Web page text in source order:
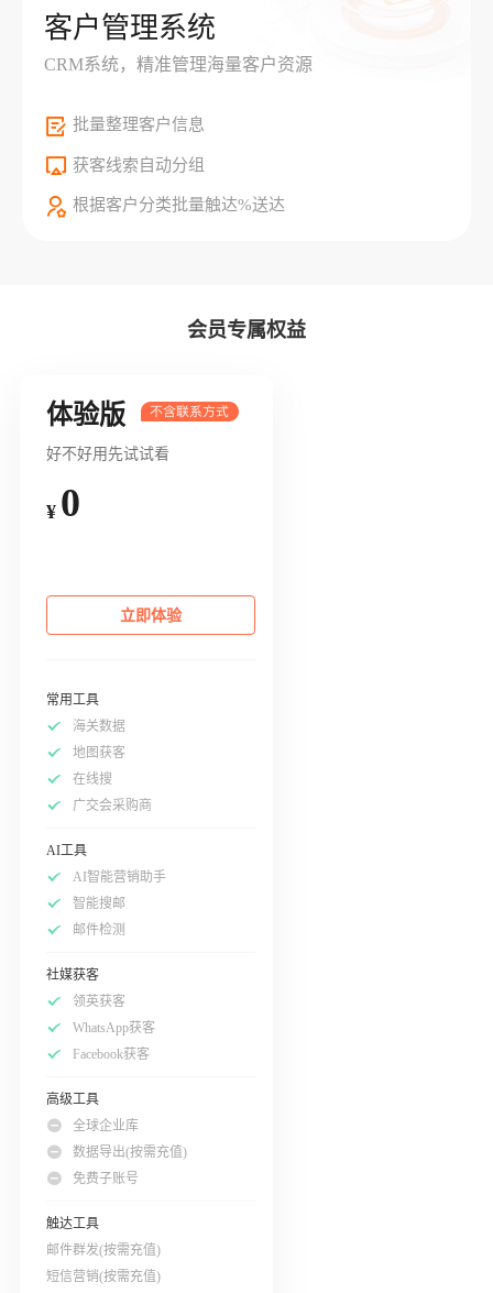
客户管理系统
CRM系统，精准管理海量客户资源
批量整理客户信息
获客线索自动分组
根据客户分类批量触达%送达
会员专属权益
体验版
好不好用先试试看
¥ 0
立即体验
常用工具
海关数据
地图获客
在线搜
广交会采购商
AI工具
AI智能营销助手
智能搜邮
邮件检测
社媒获客
领英获客
WhatsApp获客
Facebook获客
高级工具
全球企业库
数据导出(按需充值)
免费子账号
触达工具
邮件群发(按需充值)
短信营销(按需充值)